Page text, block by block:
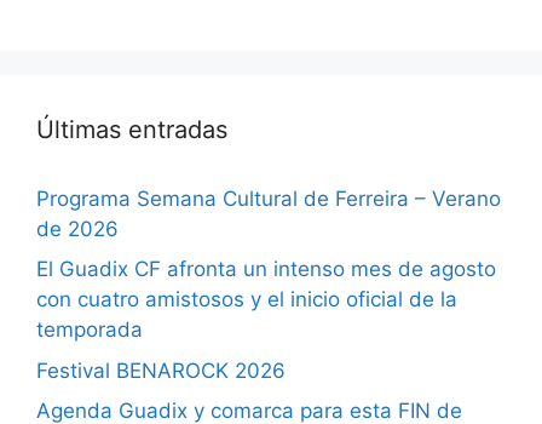
Últimas entradas
Programa Semana Cultural de Ferreira – Verano
de 2026
El Guadix CF afronta un intenso mes de agosto
con cuatro amistosos y el inicio oficial de la
temporada
Festival BENAROCK 2026
Agenda Guadix y comarca para esta FIN de